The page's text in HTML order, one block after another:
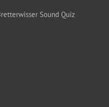
Sound Quiz